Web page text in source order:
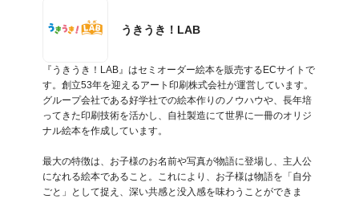
うきうき！LAB
『うきうき！LAB』はセミオーダー絵本を販売するECサイトで
す。創立53年を迎えるアート印刷株式会社が運営しています。
グループ会社である好学社での絵本作りのノウハウや、長年培
ってきた印刷技術を活かし、自社製造にて世界に一冊のオリジ
ナル絵本を作成しています。
最大の特徴は、お子様のお名前や写真が物語に登場し、主人公
になれる絵本であること。これにより、お子様は物語を「自分
ごと」として捉え、深い共感と没入感を味わうことができま